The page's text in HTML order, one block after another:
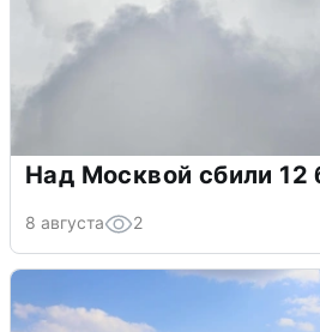
Над Москвой сбили 12
8 августа 2